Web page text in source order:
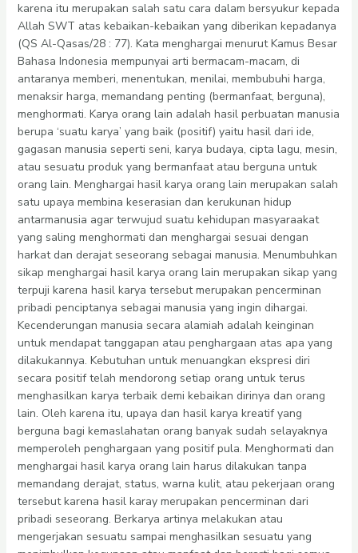
karena itu merupakan salah satu cara dalam bersyukur kepada
Allah SWT atas kebaikan-kebaikan yang diberikan kepadanya
(QS Al-Qasas/28 : 77). Kata menghargai menurut Kamus Besar
Bahasa Indonesia mempunyai arti bermacam-macam, di
antaranya memberi, menentukan, menilai, membubuhi harga,
menaksir harga, memandang penting (bermanfaat, berguna),
menghormati. Karya orang lain adalah hasil perbuatan manusia
berupa ‘suatu karya’ yang baik (positif) yaitu hasil dari ide,
gagasan manusia seperti seni, karya budaya, cipta lagu, mesin,
atau sesuatu produk yang bermanfaat atau berguna untuk
orang lain. Menghargai hasil karya orang lain merupakan salah
satu upaya membina keserasian dan kerukunan hidup
antarmanusia agar terwujud suatu kehidupan masyaraakat
yang saling menghormati dan menghargai sesuai dengan
harkat dan derajat seseorang sebagai manusia. Menumbuhkan
sikap menghargai hasil karya orang lain merupakan sikap yang
terpuji karena hasil karya tersebut merupakan pencerminan
pribadi penciptanya sebagai manusia yang ingin dihargai.
Kecenderungan manusia secara alamiah adalah keinginan
untuk mendapat tanggapan atau penghargaan atas apa yang
dilakukannya. Kebutuhan untuk menuangkan ekspresi diri
secara positif telah mendorong setiap orang untuk terus
menghasilkan karya terbaik demi kebaikan dirinya dan orang
lain. Oleh karena itu, upaya dan hasil karya kreatif yang
berguna bagi kemaslahatan orang banyak sudah selayaknya
memperoleh penghargaan yang positif pula. Menghormati dan
menghargai hasil karya orang lain harus dilakukan tanpa
memandang derajat, status, warna kulit, atau pekerjaan orang
tersebut karena hasil karay merupakan pencerminan dari
pribadi seseorang. Berkarya artinya melakukan atau
mengerjakan sesuatu sampai menghasilkan sesuatu yang